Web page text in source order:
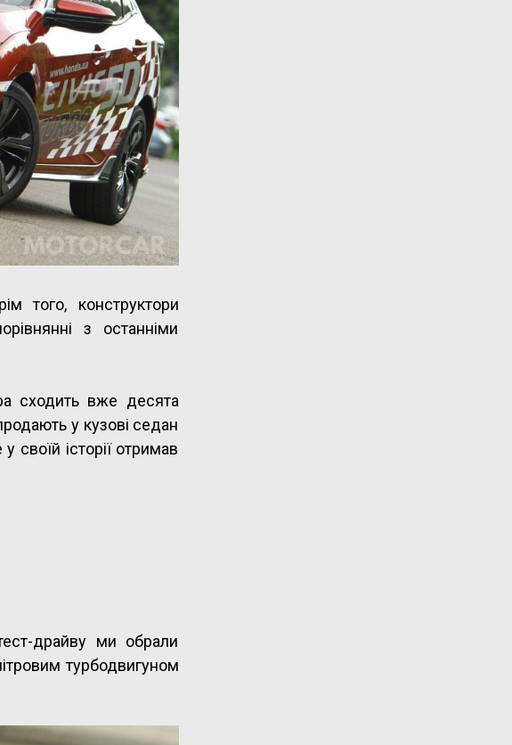
того, конструктори
з останніми
сходить вже десята
у кузові седан
своїй історії отримав
драйву ми обрали
турбодвигуном